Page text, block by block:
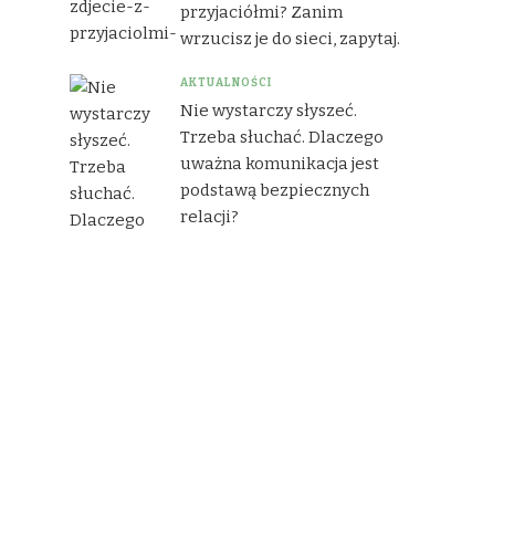
przyjaciółmi? Zanim
wrzucisz je do sieci, zapytaj.
AKTUALNOŚCI
Nie wystarczy słyszeć.
Trzeba słuchać. Dlaczego
uważna komunikacja jest
podstawą bezpiecznych
relacji?